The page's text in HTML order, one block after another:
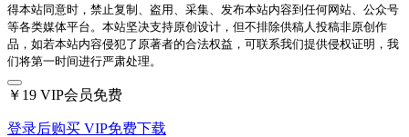
得本站同意时，禁止复制、盗用、采集、发布本站内容到任何网站、公众号
等各类媒体平台。本站坚决支持原创设计，但不排除供稿人投稿非原创作
品，如若本站内容侵犯了原著者的合法权益，可联系我们提供侵权证明，我
们将第一时间进行严肃处理。
￥19 VIP会员免费
登录后购买 VIP免费下载